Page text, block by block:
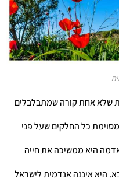
שלא אחת קורה שמתבלבלים
מסוימת כל החלקים שעל פני
היא ממשיכה את חייה
היא איננה אנדמית לישראל